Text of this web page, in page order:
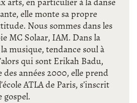
elle monte sa propre
Nous sommes dans les
MC Solaar, IAM. Dans la
musique, tendance soul à
qui sont Erikah Badu,
des années 2000, elle prend
ATLA de Paris, s’inscrit
gospel.